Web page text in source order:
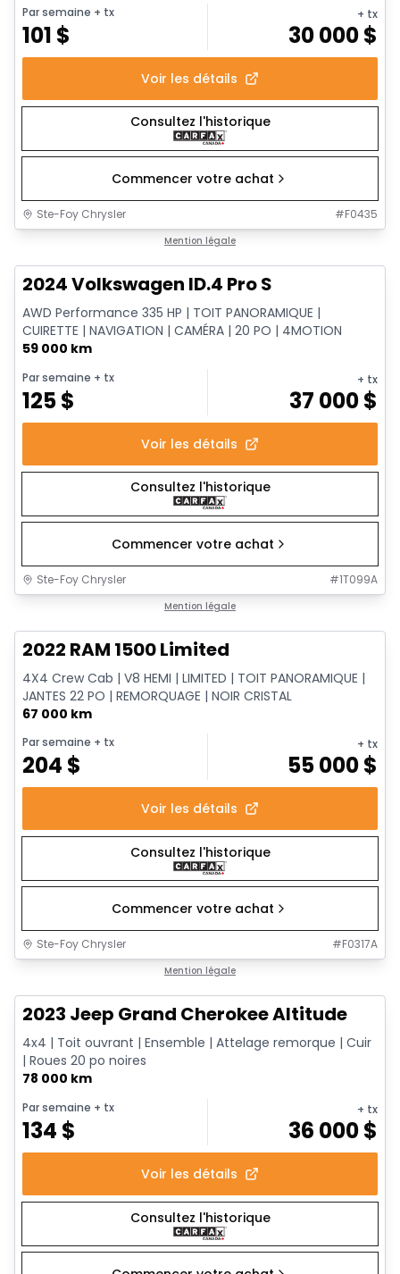
Par semaine + tx
101 $
+ tx
30 000$
Voir les détails
Consultez l'historique
Commencer votre achat
Ste-Foy Chrysler #F0435
Mention légale
2024 Volkswagen ID.4 Pro S
AWD Performance 335 HP | TOIT PANORAMIQUE |
CUIRETTE | NAVIGATION | CAMÉRA | 20 PO | 4MOTION
59 000 km
Par semaine + tx
125$
+ tx
37 000$
Voir les détails
Consultez l'historique
Commencer votre achat
Ste-Foy Chrysler #1T099A
Mention légale
2022 RAM 1500 Limited
4X4 Crew Cab | V8 HEMI | LIMITED | TOIT PANORAMIQUE |
JANTES 22 PO | REMORQUAGE | NOIR CRISTAL
67 000 km
Par semaine + tx
204 $
+ tx
55 000$
Voir les détails
Consultez l'historique
Commencer votre achat
Ste-Foy Chrysler #F0317A
Mention légale
2023 Jeep Grand Cherokee Altitude
4x4 | Toit ouvrant | Ensemble | Attelage remorque | Cuir
| Roues 20 po noires
78 000 km
Par semaine + tx
134 $
+ tx
36 000$
Voir les détails
Consultez l'historique